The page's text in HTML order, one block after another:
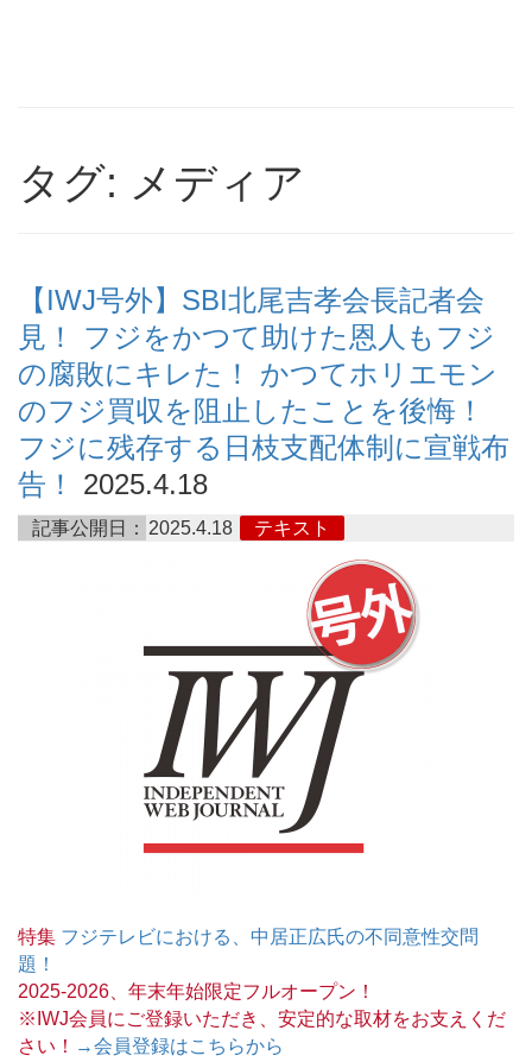
タグ: メディア
【IWJ号外】SBI北尾吉孝会長記者会
見！ フジをかつて助けた恩人もフジ
の腐敗にキレた！ かつてホリエモン
のフジ買収を阻止したことを後悔！
フジに残存する日枝支配体制に宣戦布
告！
2025.4.18
記事公開日： 2025.4.18 テキスト
特集 フジテレビにおける、中居正広氏の不同意性交問
題！
2025-2026、年末年始限定フルオープン！
※IWJ会員にご登録いただき、安定的な取材をお支えくだ
さい！ →会員登録はこちらから